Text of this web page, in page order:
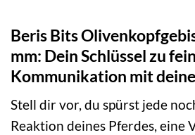
Beris Bits
mm: Dein Schlüssel zu
Kommunikation mit
Stell dir vor, du spürst jede
Reaktion deines Pferdes, eine